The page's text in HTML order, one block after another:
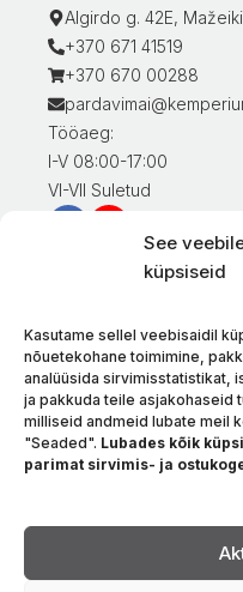
See
küpsiseid
Kasutame sellel veebisaidil
nõuetekohane toimimine,
analüüsida sirvimisstatistikat,
ja pakkuda teile asjakohaseid
milliseid andmeid lubate meil
"Seaded". Lubades kõik
parimat sirvimis- ja
Algirdo g. 42E,
+370 671 41519
+370 670 00288
Tööaeg:
I-V 08:00-17:00
VI-VII Suletud
Teave klientidele
Kaupade tarnimine
Kaupade tagastamine
Tingimused ja eeskirjad
Privaatsuspoliitika
Meie kohta
Keel